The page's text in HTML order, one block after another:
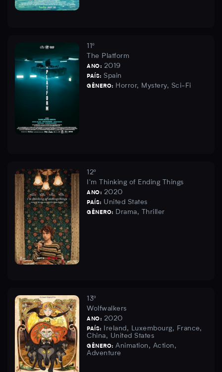
11º
The Platform
ANO: 2019
PAÍS: Spain
GÊNERO: Horror, Mystery, Sci-Fi
12º
I'm Thinking of Ending Things
ANO: 2020
PAÍS: United States
GÊNERO: Drama, Thriller
13º
Wolfwalkers
ANO: 2020
PAÍS:
Ireland, Luxembourg, France,
China, United States
GÊNERO: Animation, Action,
Adventure